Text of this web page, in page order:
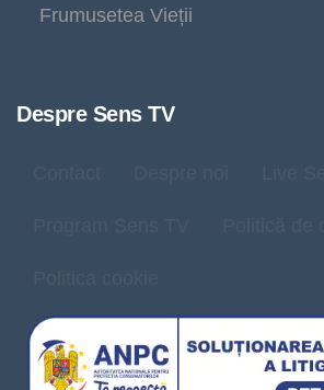
Frumusetea Vieții
Despre Sens TV